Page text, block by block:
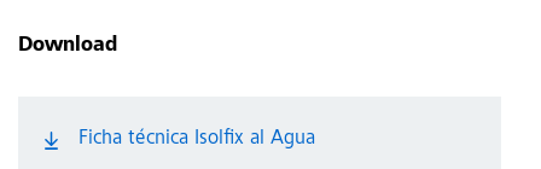
Download
Ficha técnica Isolfix al Agua